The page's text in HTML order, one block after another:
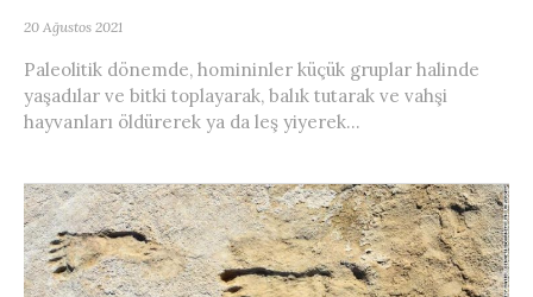
20 Ağustos 2021
Paleolitik dönemde, homininler küçük gruplar halinde
yaşadılar ve bitki toplayarak, balık tutarak ve vahşi
hayvanları öldürerek ya da leş yiyerek...